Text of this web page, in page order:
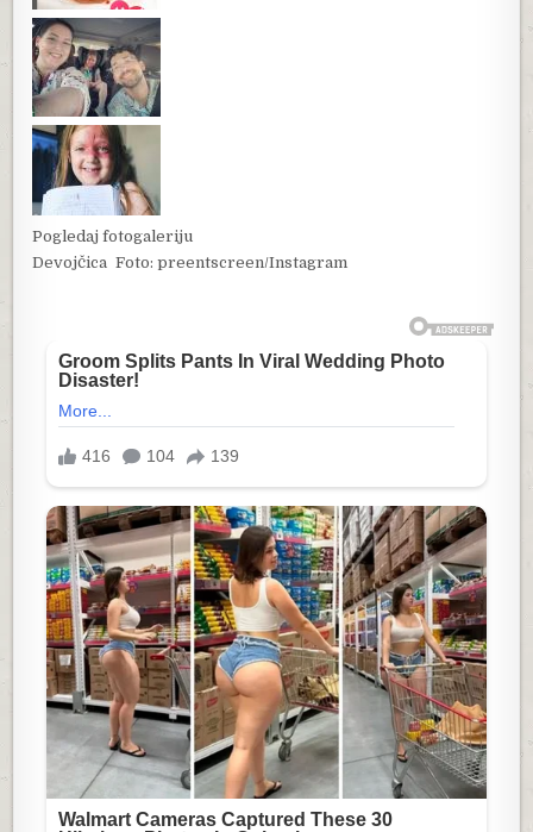
Pogledaj fotogaleriju
DevojčicaFoto: preentscreen/Instagram